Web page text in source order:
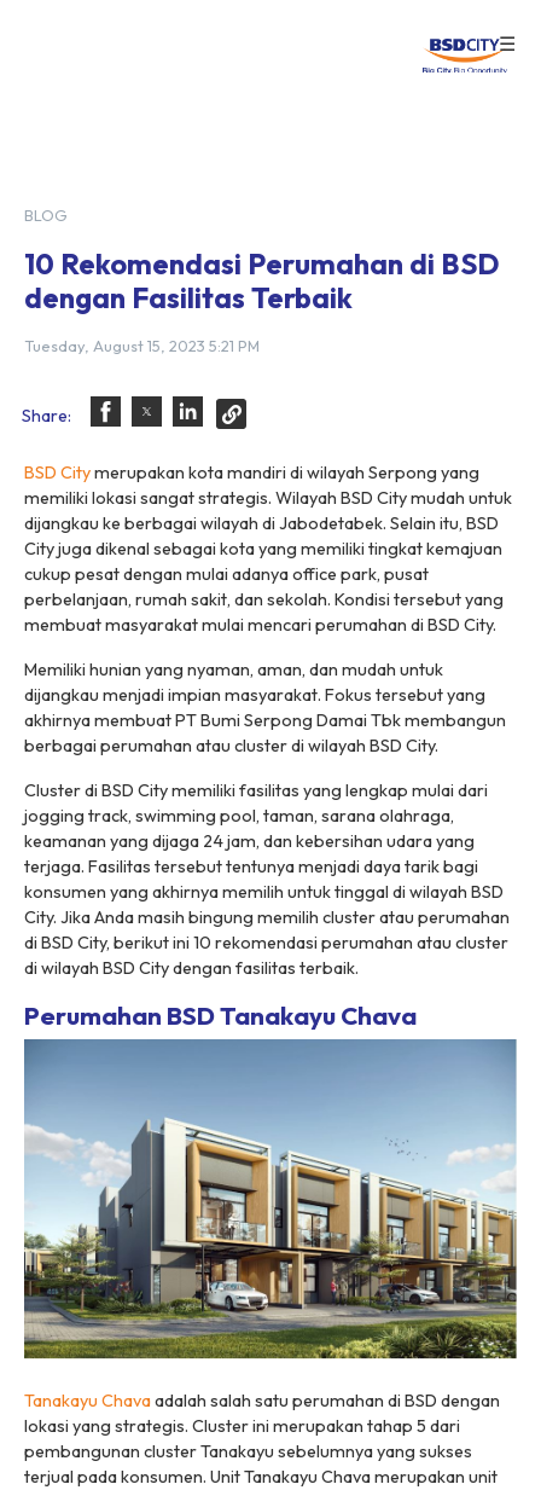
☰
BLOG
10 Rekomendasi Perumahan di BSD
dengan Fasilitas Terbaik
Tuesday, August 15, 2023 5:21 PM
Share:
BSD Citymerupakan kota mandiri di wilayah Serpong yang
memiliki lokasi sangat strategis. Wilayah BSD City mudah untuk
dijangkau ke berbagai wilayah di Jabodetabek. Selain itu, BSD
City juga dikenal sebagai kota yang memiliki tingkat kemajuan
cukup pesat dengan mulai adanya office park, pusat
perbelanjaan, rumah sakit, dan sekolah. Kondisi tersebut yang
membuat masyarakat mulai mencari perumahan di BSD City.
Memiliki hunian yang nyaman, aman, dan mudah untuk
dijangkau menjadi impian masyarakat. Fokus tersebut yang
akhirnya membuat PT Bumi Serpong Damai Tbk membangun
berbagai perumahan atau cluster di wilayah BSD City.
Cluster di BSD City memiliki fasilitas yang lengkap mulai dari
jogging track, swimming pool, taman, sarana olahraga,
keamanan yang dijaga 24 jam, dan kebersihan udara yang
terjaga. Fasilitas tersebut tentunya menjadi daya tarik bagi
konsumen yang akhirnya memilih untuk tinggal di wilayah BSD
City. Jika Anda masih bingung memilih cluster atau perumahan
di BSD City, berikut ini 10 rekomendasi perumahan atau cluster
di wilayah BSD City dengan fasilitas terbaik.
Perumahan BSD Tanakayu Chava
Tanakayu Chavaadalah salah satu perumahan di BSD dengan
lokasi yang strategis. Cluster ini merupakan tahap 5 dari
pembangunan cluster Tanakayu sebelumnya yang sukses
terjual pada konsumen. Unit Tanakayu Chava merupakan unit